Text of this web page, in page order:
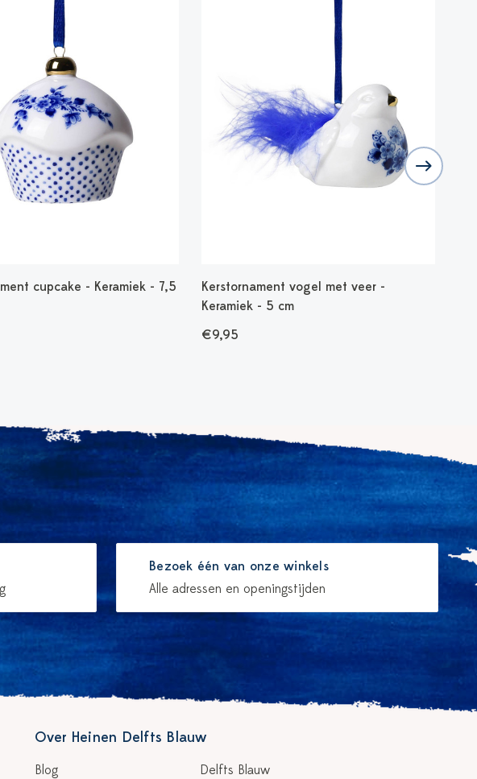
cupcake - Keramiek - 7,5
Kerstornament vogel met veer -
Keramiek - 5 cm
€9,95
Bezoek één van onze winkels
Alle adressen en openingstijden
Over Heinen Delfts Blauw
Blog Delfts Blauw